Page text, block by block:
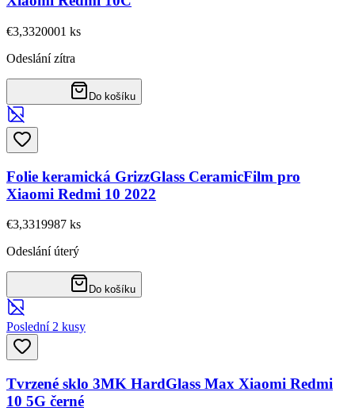
€3,3320001 ks
Odeslání zítra
Do košíku
Folie keramická GrizzGlass CeramicFilm pro
Xiaomi Redmi 10 2022
€3,3319987 ks
Odeslání úterý
Do košíku
Poslední 2 kusy
Tvrzené sklo 3MK HardGlass Max Xiaomi Redmi
10 5G černé